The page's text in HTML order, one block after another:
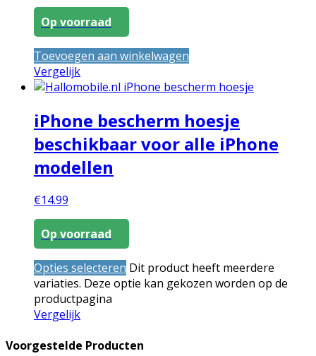
Op voorraad
Toevoegen aan winkelwagen
Vergelijk
iPhone bescherm hoesje
beschikbaar voor alle iPhone
modellen
€14.99
Op voorraad
Opties selecteren Dit product heeft meerdere
variaties. Deze optie kan gekozen worden op de
productpagina
Vergelijk
Voorgestelde Producten